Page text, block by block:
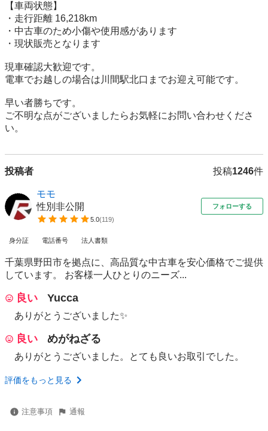
【車両状態】
・走行距離 16,218km
・中古車のため小傷や使用感があります
・現状販売となります
現車確認大歓迎です。
電車でお越しの場合は川間駅北口までお迎え可能です。
早い者勝ちです。
ご不明な点がございましたらお気軽にお問い合わせくださ
い。
投稿者 投稿1246件
モモ
性別非公開
5.0(119)
フォローする
身分証 電話番号 法人書類
千葉県野田市を拠点に、高品質な中古車を安心価格でご提供
しています。 お客様一人ひとりのニーズ...
良い Yucca
ありがとうございました✨
良い めがねざる
ありがとうございました。とても良いお取引でした。
評価をもっと見る
注意事項 通報